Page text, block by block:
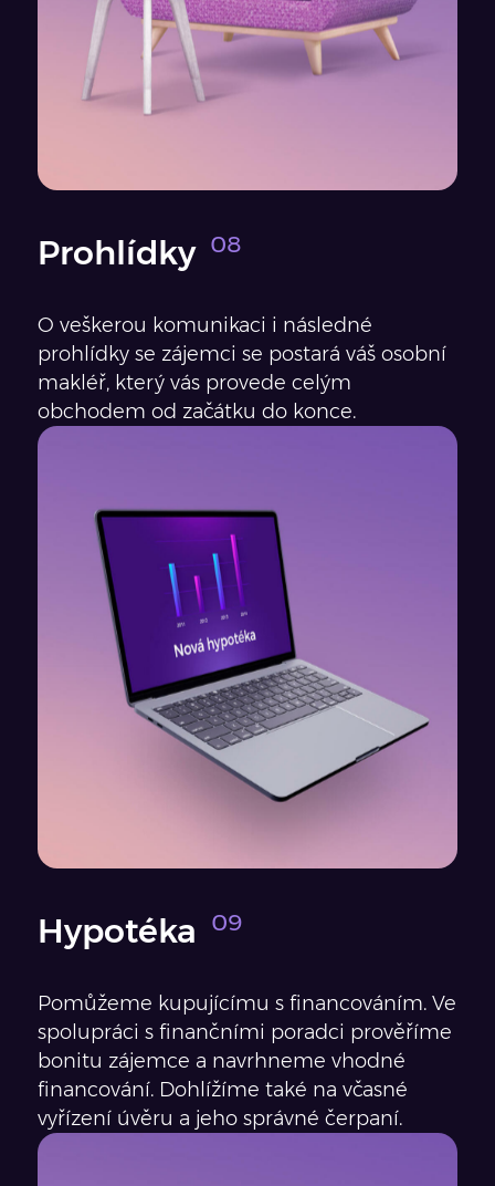
Prohlídky
O veškerou komunikaci i následné
prohlídky se zájemci se postará váš osobní
makléř, který vás provede celým
obchodem od začátku do konce.
Hypotéka
Pomůžeme kupujícímu s financováním. Ve
spolupráci s finančními poradci prověříme
bonitu zájemce a navrhneme vhodné
financování. Dohlížíme také na včasné
vyřízení úvěru a jeho správné čerpaní.